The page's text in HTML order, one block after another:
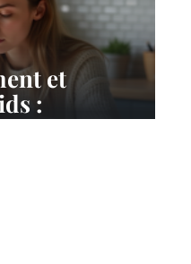
et
: